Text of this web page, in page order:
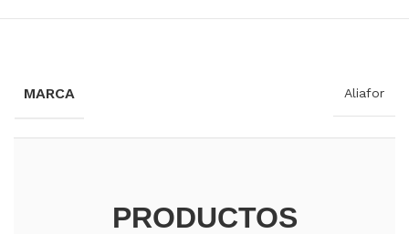
MARCA Aliafor
PRODUCTOS